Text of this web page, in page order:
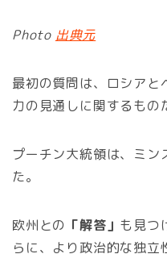
Photo 出典元
最初の質問は、ロシアと
力の見通しに関するもの
プーチン大統領は、ミン
た。
欧州との 「解答」 も見つ
らに、より政治的な独立